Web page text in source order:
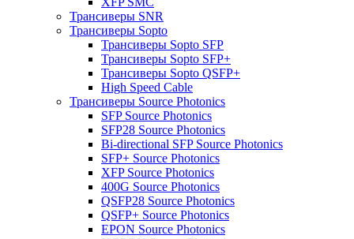
Трансиверы SNR
Трансиверы Sopto
Трансиверы Sopto SFP
Трансиверы Sopto SFP+
Трансиверы Sopto QSFP+
High Speed Cable
Трансиверы Source Photonics
SFP Source Photonics
SFP28 Source Photonics
Bi-directional SFP Source Photonics
SFP+ Source Photonics
XFP Source Photonics
400G Source Photonics
QSFP28 Source Photonics
QSFP+ Source Photonics
EPON Source Photonics